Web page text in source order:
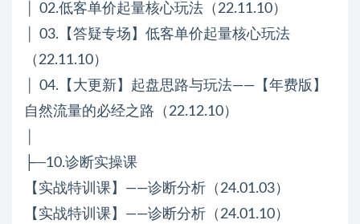
│ 02.低客单价起量核心玩法（22.11.10）
│ 03.【答疑专场】低客单价起量核心玩法
（22.11.10）
│ 04.【大更新】起盘思路与玩法——【年费版】
自然流量的必经之路（22.12.10）
├─10.诊断实操课
【实战特训课】——诊断分析（24.01.03）
【实战特训课】——诊断分析（24.01.10）